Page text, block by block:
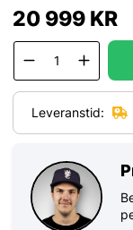
20 999KR
Leveranstid: